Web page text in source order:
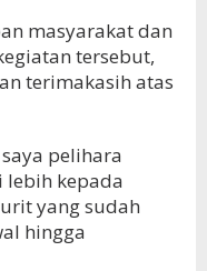
masyarakat dan
tersebut,
terimakasih atas
pelihara
lebih kepada
yang sudah
hingga